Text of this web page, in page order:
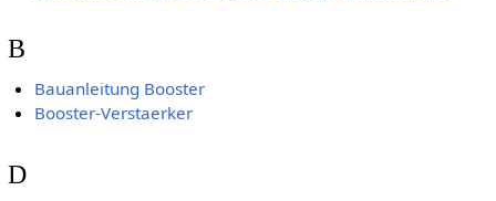
B
Bauanleitung Booster
Booster-Verstaerker
D